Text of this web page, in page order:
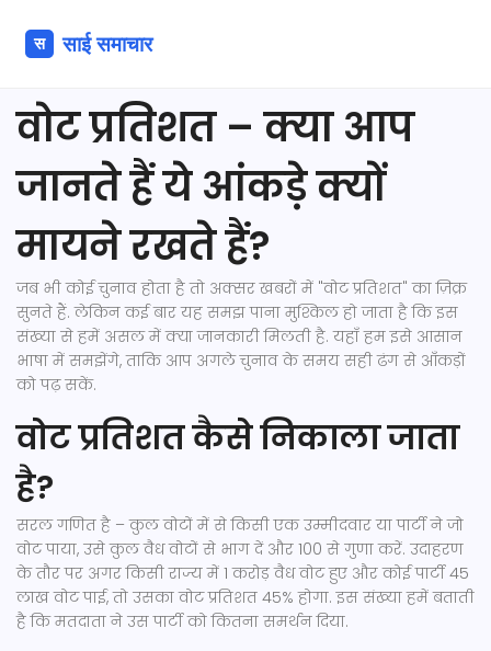
वोट प्रतिशत – क्या आप
जानते हैं ये आंकड़े क्यों
मायने रखते हैं?
जब भी कोई चुनाव होता है तो अक्सर खबरों में "वोट प्रतिशत" का ज़िक्र
सुनते हैं. लेकिन कई बार यह समझ पाना मुश्किल हो जाता है कि इस
संख्या से हमें असल में क्या जानकारी मिलती है. यहाँ हम इसे आसान
भाषा में समझेंगे, ताकि आप अगले चुनाव के समय सही ढंग से आँकड़ों
को पढ़ सकें.
वोट प्रतिशत कैसे निकाला जाता
है?
सरल गणित है – कुल वोटों में से किसी एक उम्मीदवार या पार्टी ने जो
वोट पाया, उसे कुल वैध वोटों से भाग दें और 100 से गुणा करें. उदाहरण
के तौर पर अगर किसी राज्य में 1 करोड़ वैध वोट हुए और कोई पार्टी 45
लाख वोट पाई, तो उसका वोट प्रतिशत 45% होगा. इस संख्या हमें बताती
है कि मतदाता ने उस पार्टी को कितना समर्थन दिया.